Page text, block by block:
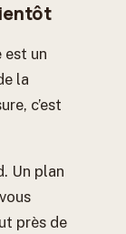
est un
la
c’est
Un plan
près de